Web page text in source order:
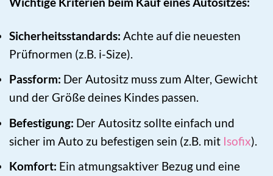
Sicherheitsstandards: Achte auf die neuesten
Prüfnormen (z.B. i-Size).
Passform: Der Autositz muss zum Alter, Gewicht
und der Größe deines Kindes passen.
Befestigung: Der Autositz sollte einfach und
sicher im Auto zu befestigen sein (z.B. mit Isofix).
Komfort: Ein atmungsaktiver Bezug und eine